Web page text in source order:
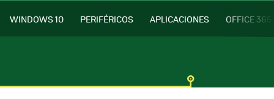
WINDOWS 10 PERIFÉRICOS APLICACIONES OFFICE 365